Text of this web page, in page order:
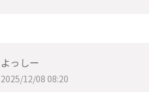
よっしー
2025/12/08 08:20